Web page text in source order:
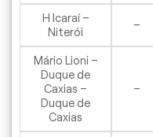
H Icaraí –
Niterói
–
Mário Lioni –
Duque de
Caxias –
Duque de
Caxias
–